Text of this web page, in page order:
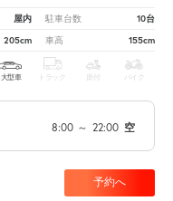
屋内 駐車台数 10台
205cm 車高 155cm
大型車 トラック 原付 バイク
8:00 ～ 22:00 空
予約へ